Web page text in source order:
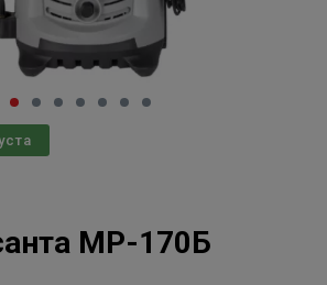
МР-170Б